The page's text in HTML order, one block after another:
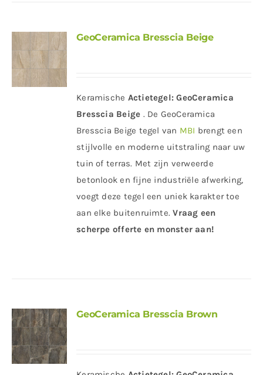
GeoCeramica Bresscia Beige
Keramische Actietegel: GeoCeramica
Bresscia Beige . De GeoCeramica
Bresscia Beige tegel van MBI brengt een
stijlvolle en moderne uitstraling naar uw
tuin of terras. Met zijn verweerde
betonlook en fijne industriële afwerking,
voegt deze tegel een uniek karakter toe
aan elke buitenruimte.Vraag een
scherpe offerte en monster aan!
GeoCeramica Bresscia Brown